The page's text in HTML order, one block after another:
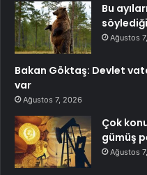
Bu
Ağustos
Bakan Göktaş: Devlet
var
Ağustos 7, 2026
Çok
gümüş
Ağustos